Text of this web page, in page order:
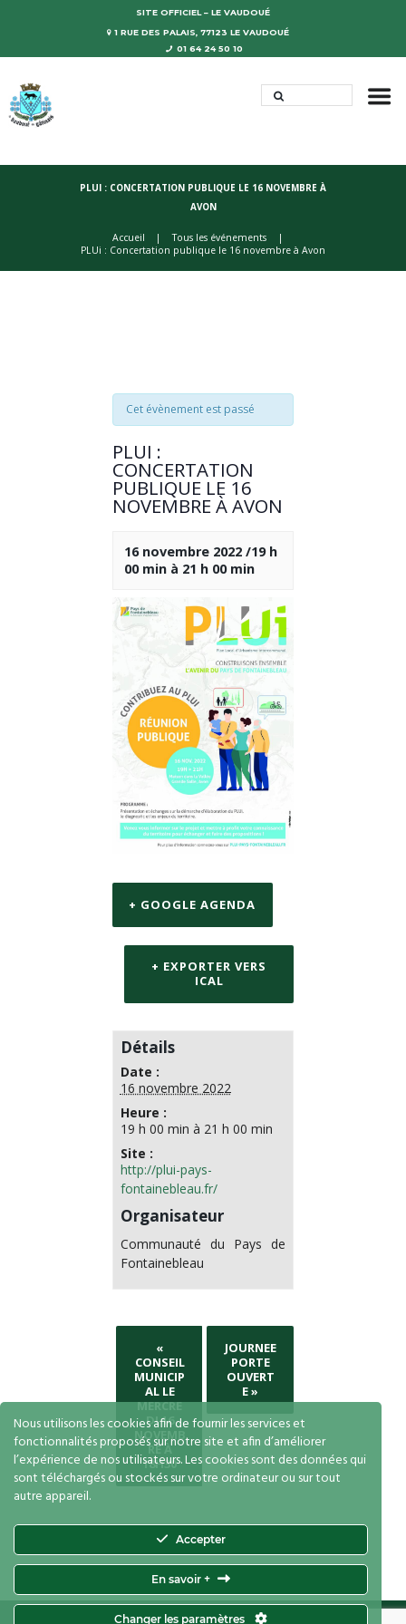
SITE OFFICIEL – LE VAUDOUÉ
1 RUE DES PALAIS, 77123 LE VAUDOUÉ
01 64 24 50 10
PLUI : CONCERTATION PUBLIQUE LE 16 NOVEMBRE À
AVON
Accueil
Tous les événements
PLUi : Concertation publique le 16 novembre à Avon
Cet évènement est passé
PLUI :
CONCERTATION
PUBLIQUE LE 16
NOVEMBRE À AVON
16 novembre 2022 /19 h
00 min à 21 h 00 min
+ GOOGLE AGENDA
+ EXPORTER VERS
ICAL
Détails
Date :
16 novembre 2022
Heure :
19 h 00 min à 21 h 00 min
Site :
http://plui-pays-
fontainebleau.fr/
Organisateur
Communauté du Pays de
Fontainebleau
«
CONSEIL
MUNICIP
AL LE
MERCRE
DI 16
NOVEMB
RE À
18H30
JOURNEE
PORTE
OUVERT
E»
Le Vaudoué© 2026. Tous droits réservés.
Nous utilisons les cookies afin de fournir les services et
fonctionnalités proposés sur notre site et afin d’améliorer
l’expérience de nos utilisateurs. Les cookies sont des données qui
sont téléchargés ou stockés sur votre ordinateur ou sur tout
autre appareil.
Accepter
En savoir +
Changer les paramètres